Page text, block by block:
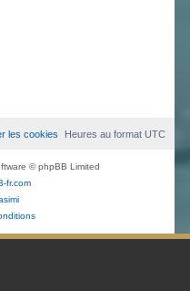
Heures au formatUTC
les cookies
© phpBB Limited
fr.com